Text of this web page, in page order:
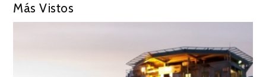
Más Vistos